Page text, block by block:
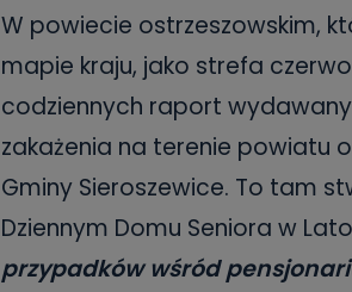
W powiecie ostrzeszowskim,
mapie kraju, jako strefa
codziennych raport
zakażenia na terenie powiatu
Gminy Sieroszewice. To tam
Dziennym Domu Seniora w
przypadków wśród